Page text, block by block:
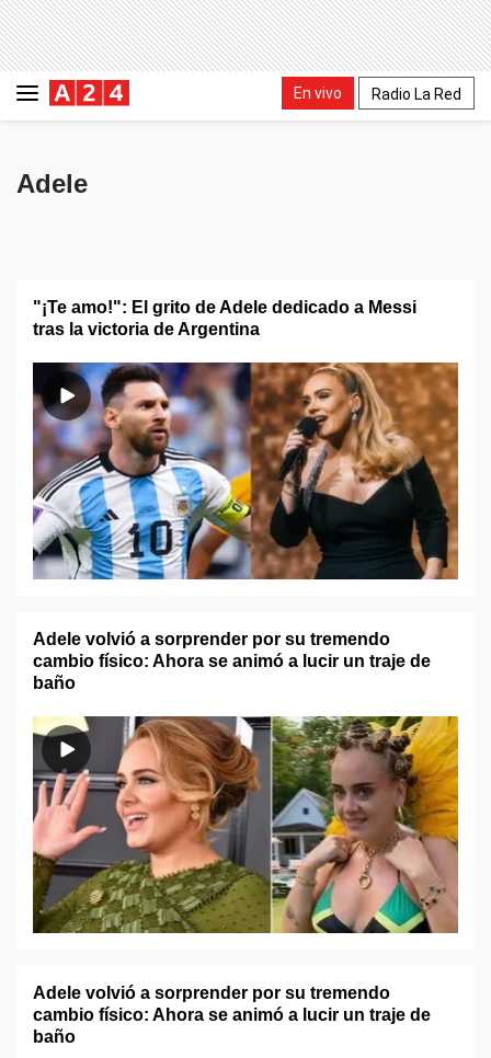
En vivo Radio La Red
Adele
"¡Te amo!": El grito de Adele dedicado a Messi
tras la victoria de Argentina
Adele volvió a sorprender por su tremendo
cambio físico: Ahora se animó a lucir un traje de
baño
Adele volvió a sorprender por su tremendo
cambio físico: Ahora se animó a lucir un traje de
baño